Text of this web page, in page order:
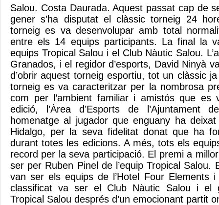
Salou. Costa Daurada. Aquest passat cap de
gener s’ha disputat el clàssic torneig 24
torneig es va desenvolupar amb total
entre els 14 equips participants. La final la
equips Tropical Salou i el Club Nàutic Salou.
Granados, i el regidor d’esports, David Ninyà
d’obrir aquest torneig esportiu, tot un clàssic
torneig es va caracteritzar per la nombrosa
com per l’ambient familiar i amistós que es
edició, l’Àrea d’Esports de
homenatge al jugador que enguany ha
Hidalgo, per la seva fidelitat donat que ha
durant totes les edicions. A més, tots els
record per la seva participació. El premi a
ser per Ruben Pinel de l’equip Tropical Salou.
van ser els equips de l’Hotel Four Elements
classificat va ser el Club Nàutic Salou i el
Tropical Salou després d’un emocionant partit